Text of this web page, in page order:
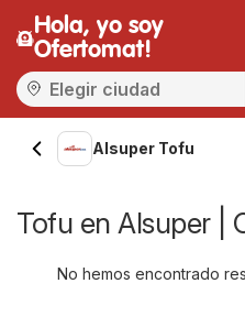
Hola, yo soy
Ofertomat!
Alsuper Tofu
Tofu en Alsuper |
No hemos encontrado